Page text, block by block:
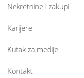
Nekretnine i zakupi
Karijere
Kutak za medije
Kontakt